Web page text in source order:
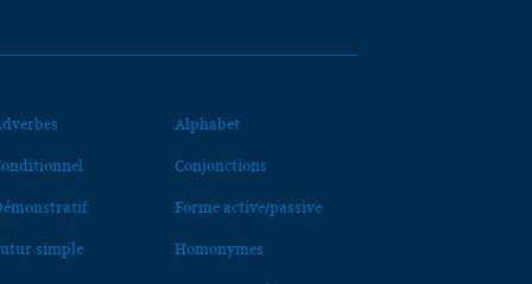
Alphabet
Conjonctions
Forme active/passive
simple Homonymes